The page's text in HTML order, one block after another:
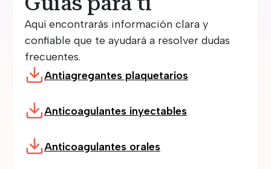
Aquí encontrarás información clara y
confiable que te ayudará a resolver dudas
frecuentes.
Antiagregantes plaquetarios
Anticoagulantes inyectables
Anticoagulantes orales